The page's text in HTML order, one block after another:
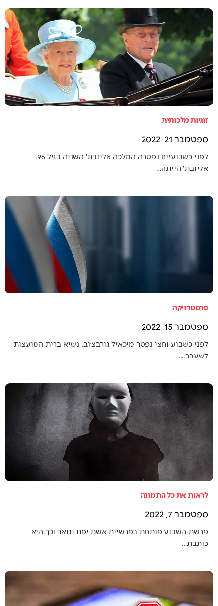
זוגיות מלכותית
ספטמבר 21, 2022
אליזבת׳ הייתה…
פרסטרויקה
ספטמבר 15, 2022
לפני כשבוע וחצי נפטר מיכאיל גורבצ׳וב, נשיא ברית המועצות
לשעבר.…
לראות את כל התמונה
ספטמבר 7, 2022
פרשת השבוע פותחת בפרשיית אשת יפת תואר וכך היא
כותבת…